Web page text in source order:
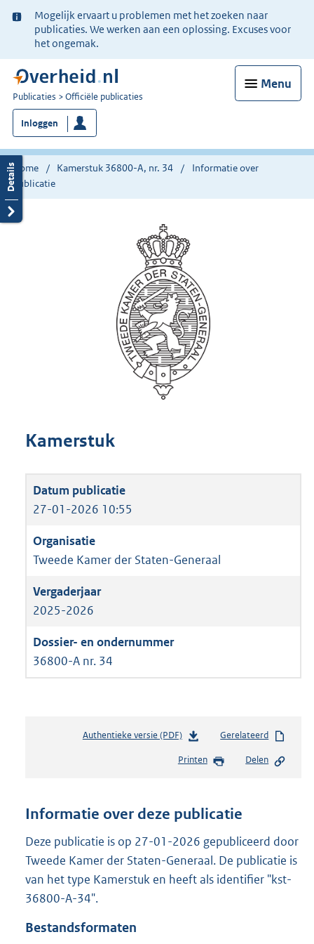
Ter
informatie:
Mogelijk ervaart u problemen met het zoeken naar
publicaties. We werken aan een oplossing. Excuses voor
het ongemak.
Menu
U
bent
nu
hier:
Publicaties Officiële publicaties
Inloggen
Home Kamerstuk 36800-A, nr. 34
Informatie over
publicatie
Kamerstuk
27-01-2026 10:55
Tweede Kamer der Staten-Generaal
2025-2026
36800-A nr. 34
Authentieke versie (PDF)b
s
n
s
r
o
Gerelateerd
Printen Delen
Informatie over deze publicatie
Deze publicatie is op 27-01-2026 gepubliceerd door
Tweede Kamer der Staten-Generaal. De publicatie is
van het type Kamerstuk en heeft als identifier "kst-
36800-A-34".
Bestandsformaten